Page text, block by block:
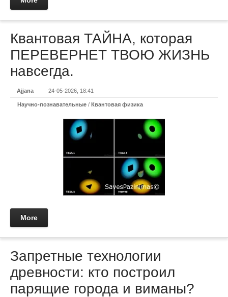
Квантовая ТАЙНА, которая
ПЕРЕВЕРНЕТ ТВОЮ ЖИЗНЬ
навсегда.
Ajjana 24-05-2026, 18:41
Научно-познавательные / Квантовая физика
More
Запретные технологии
древности: кто построил
парящие города и виманы?